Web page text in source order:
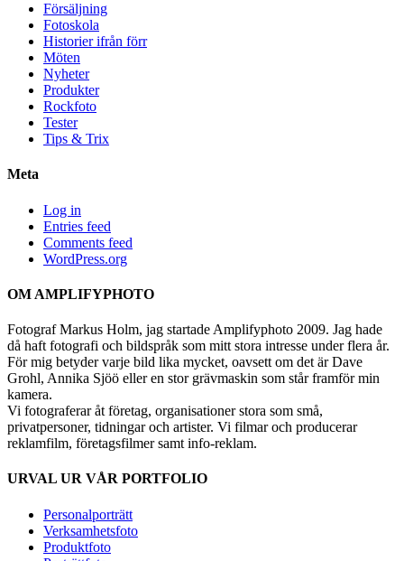
Försäljning
Fotoskola
Historier ifrån förr
Möten
Nyheter
Produkter
Rockfoto
Tester
Tips & Trix
Meta
Log in
Entries feed
Comments feed
WordPress.org
OM AMPLIFYPHOTO
Fotograf Markus Holm, jag startade Amplifyphoto 2009. Jag hade
då haft fotografi och bildspråk som mitt stora intresse under flera år.
För mig betyder varje bild lika mycket, oavsett om det är Dave
Grohl, Annika Sjöö eller en stor grävmaskin som står framför min
kamera.
Vi fotograferar åt företag, organisationer stora som små,
privatpersoner, tidningar och artister. Vi filmar och producerar
reklamfilm, företagsfilmer samt info-reklam.
URVAL UR VÅR PORTFOLIO
Personalporträtt
Verksamhetsfoto
Produktfoto